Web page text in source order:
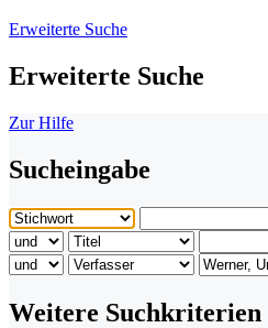
Erweiterte Suche
Erweiterte Suche
Zur Hilfe
Sucheingabe
Weitere Suchkriterien